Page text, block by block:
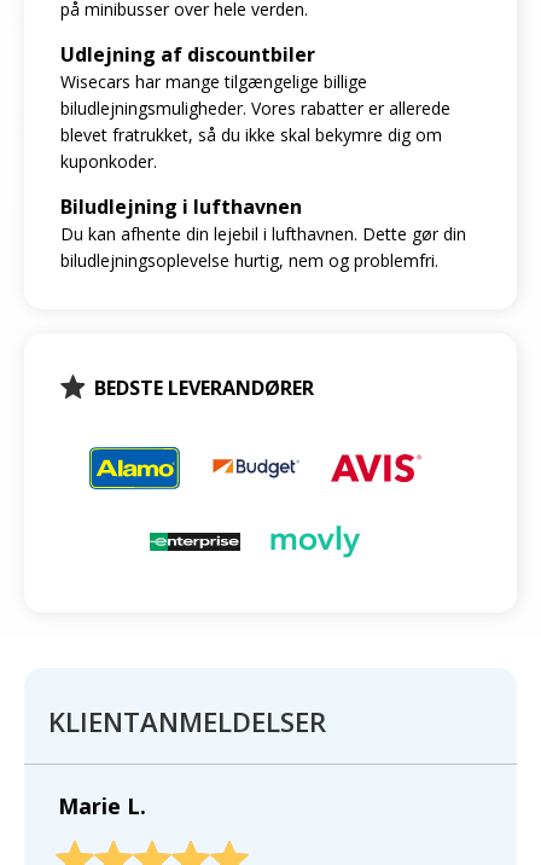
på minibusser over hele verden.
Udlejning af discountbiler
Wisecars har mange tilgængelige billige
biludlejningsmuligheder. Vores rabatter er allerede
blevet fratrukket, så du ikke skal bekymre dig om
kuponkoder.
Biludlejning i lufthavnen
Du kan afhente din lejebil i lufthavnen. Dette gør din
biludlejningsoplevelse hurtig, nem og problemfri.
BEDSTE LEVERANDØRER
KLIENTANMELDELSER
Marie L.